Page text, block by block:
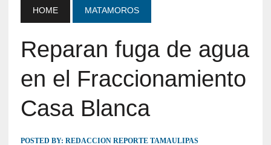
HOME MATAMOROS
Reparan fuga de agua
en el Fraccionamiento
Casa Blanca
POSTED BY: REDACCION REPORTE TAMAULIPAS